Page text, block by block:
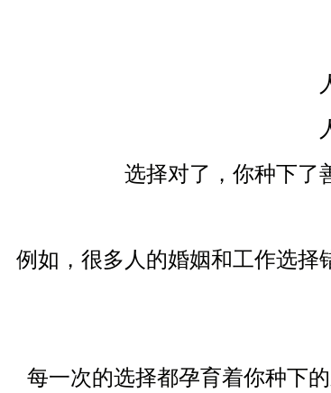
选择对了，你种下了
例如，很多人的婚姻和工作选择
每一次的选择都孕育着你种下